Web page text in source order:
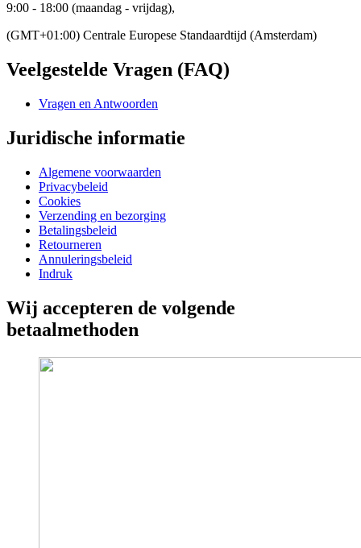
9:00 - 18:00 (maandag - vrijdag),
(GMT+01:00) Centrale Europese Standaardtijd (Amsterdam)
Veelgestelde Vragen (FAQ)
Vragen en Antwoorden
Juridische informatie
Algemene voorwaarden
Privacybeleid
Cookies
Verzending en bezorging
Betalingsbeleid
Retourneren
Annuleringsbeleid
Indruk
Wij accepteren de volgende
betaalmethoden